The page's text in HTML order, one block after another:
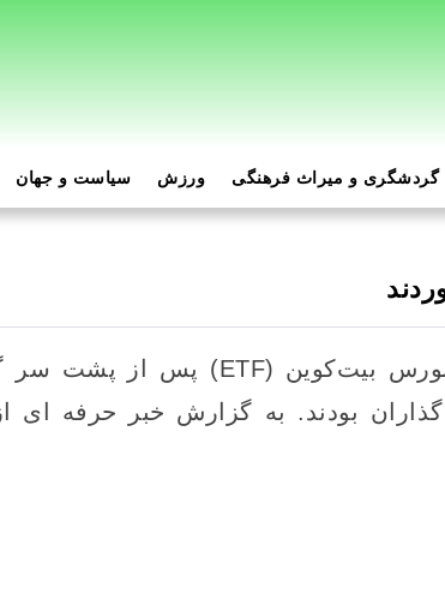
گردشگری و میراث فرهنگی ورزش سیاست و جهان
بودند. به گزارش خبر حرفه ای از